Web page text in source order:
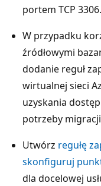
portem TCP 3306.
W przypadku
źródłowymi
dodanie reguł
wirtualnej sieci
uzyskania
potrzeby
Utwórz regułę
skonfiguruj
dla docelowej